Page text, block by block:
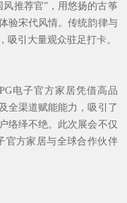
推荐官”，用悠扬的古筝
验宋代风情。传统韵律与
吸引大量观众驻足打卡。
电子官方家居凭借高品
全渠道赋能能力，吸引了
络绎不绝。此次展会不仅
官方家居与全球合作伙伴